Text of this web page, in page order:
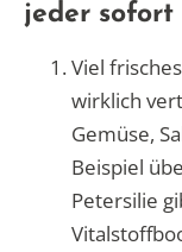
jeder sofort
Viel
wirklich
Gemüse,
Beispiel
Petersilie